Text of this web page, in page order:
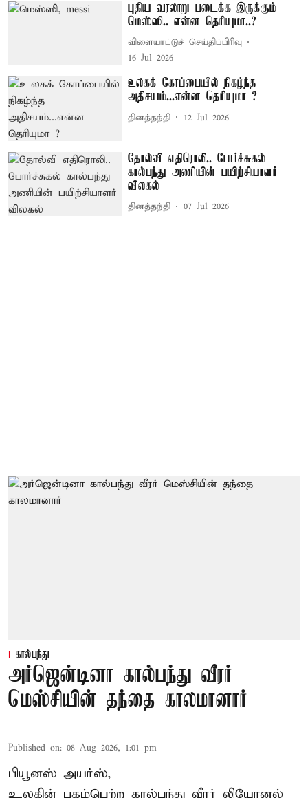
புதிய வரலாறு படைக்க இருக்கும்
மெஸ்ஸி.. என்ன தெரியுமா..?
விளையாட்டுச் செய்திப்பிரிவு
16 Jul 2026
உலகக் கோப்பையில் நிகழ்ந்த
அதிசயம்...என்ன தெரியுமா ?
தினத்தந்தி 12 Jul 2026
தோல்வி எதிரொலி.. போர்ச்சுகல்
கால்பந்து அணியின் பயிற்சியாளர்
விலகல்
தினத்தந்தி 07 Jul 2026
கால்பந்து
அர்ஜென்டினா கால்பந்து வீரர்
மெஸ்சியின் தந்தை காலமானார்
Published on: 08 Aug 2026, 1:01 pm
பியூனஸ் அயர்ஸ்,
உலகின் புகழ்பெற்ற கால்பந்து வீரர் லியோனல்